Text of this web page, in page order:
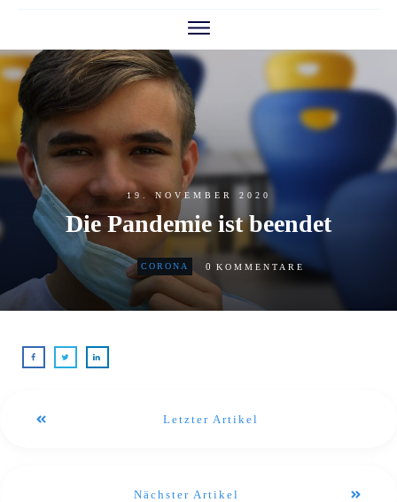
19. NOVEMBER 2020
Die Pandemie ist beendet
CORONA 0 KOMMENTARE
Letzter Artikel
Nächster Artikel